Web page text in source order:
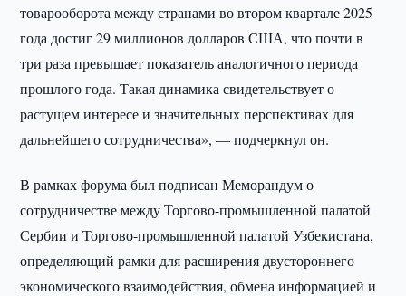
товарооборота между странами во втором квартале 2025
года достиг 29 миллионов долларов США, что почти в
три раза превышает показатель аналогичного периода
прошлого года. Такая динамика свидетельствует о
растущем интересе и значительных перспективах для
дальнейшего сотрудничества», — подчеркнул он.
В рамках форума был подписан Меморандум о
сотрудничестве между Торгово-промышленной палатой
Сербии и Торгово-промышленной палатой Узбекистана,
определяющий рамки для расширения двустороннего
экономического взаимодействия, обмена информацией и